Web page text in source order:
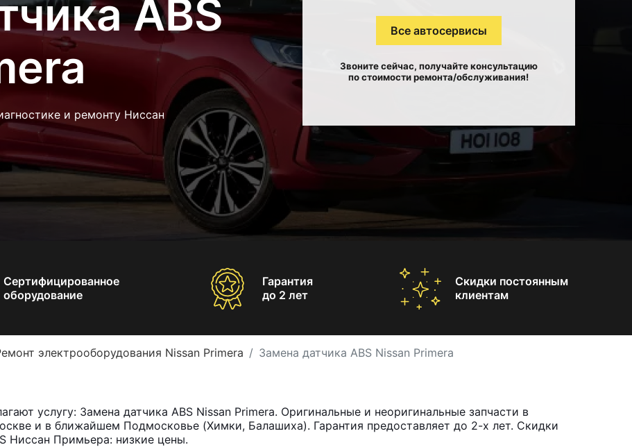
ABS
и ремонту Ниссан
Все автосервисы
Звоните сейчас, получайте консультацию
по стоимости ремонта/обслуживания!
Сертифицированное
оборудование
Гарантия
до 2 лет
Скидки постоянным
клиентам
электрооборудования Nissan Primera Замена датчика ABS Nissan Primera
услугу: Замена датчика ABS Nissan Primera. Оригинальные и неоригинальные запчасти в
и в ближайшем Подмосковье (Химки, Балашиха). Гарантия предоставляет до 2-х лет. Скидки
Ниссан Примьера: низкие цены.